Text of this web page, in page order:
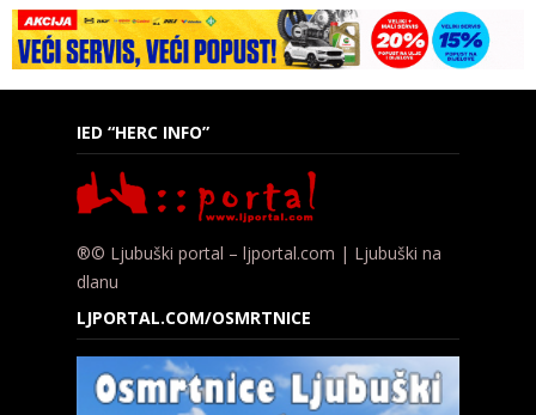
IED “HERC INFO”
®© Ljubuški portal – ljportal.com | Ljubuški na
dlanu
LJPORTAL.COM/OSMRTNICE